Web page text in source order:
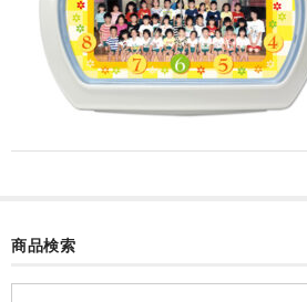
音声時計(集合)
目覚まし時計(個別)
商品検索